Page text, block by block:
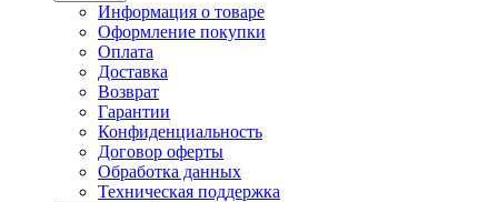
Информация о товаре
Оформление покупки
Оплата
Доставка
Возврат
Гарантии
Конфиденциальность
Договор оферты
Обработка данных
Техническая поддержка